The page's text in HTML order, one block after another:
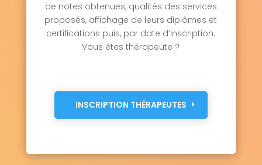
de notes obtenues, qualités des services
proposés, affichage de leurs diplômes et
certifications puis, par date d’inscription.
Vous êtes thérapeute ?
INSCRIPTION THÉRAPEUTES